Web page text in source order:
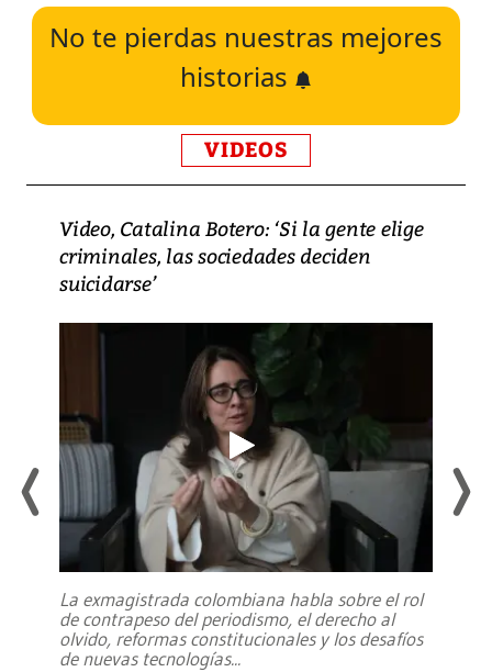
No te pierdas nuestras mejores
historias
VIDEOS
Video, Catalina Botero: ‘Si la gente elige
criminales, las sociedades deciden
suicidarse’
La exmagistrada colombiana habla sobre el rol
de contrapeso del periodismo, el derecho al
olvido, reformas constitucionales y los desafíos
de nuevas tecnologías...